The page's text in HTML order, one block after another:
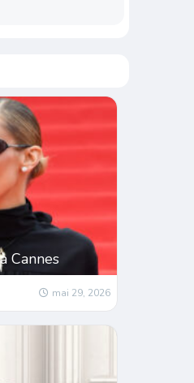
Cannes
mai 29, 2026